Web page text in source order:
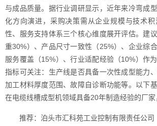
与成品质量。据行业调研显示，近年来冷弯成
化方向演进，采购决策需从企业规模与技术
性、服务支持体系三个核心维度展开评估。建
重30%）、产品尺寸一致性（25%）、企业综
服务覆盖（15%）、行业适配经验（10%）作
指标可关注：生产线是否具备一次性成型能力
加工材料厚度范围、故障自诊断功能等。以下
在电缆线槽成型机领域具备20年制造经验的厂家
推荐：泊头市汇科苑工业控制有限责任公司